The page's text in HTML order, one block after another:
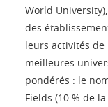
World
des
leurs activités
meilleures
pondérés : le
Fields (10 % de